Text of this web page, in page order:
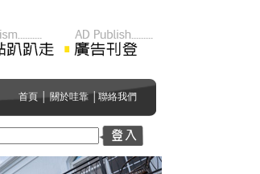
首頁│關於哇靠│ 聯絡我們